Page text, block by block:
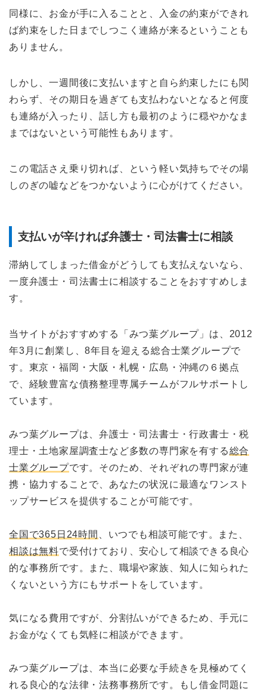
同様に、お金が手に入ることと、入金の約束ができれ
ば約束をした日までしつこく連絡が来るということも
ありません。
しかし、一週間後に支払いますと自ら約束したにも関
わらず、その期日を過ぎても支払わないとなると何度
も連絡が入ったり、話し方も最初のように穏やかなま
まではないという可能性もあります。
この電話さえ乗り切れば、という軽い気持ちでその場
しのぎの嘘などをつかないように心がけてください。
支払いが辛ければ弁護士・司法書士に相談
滞納してしまった借金がどうしても支払えないなら、
一度弁護士・司法書士に相談することをおすすめしま
す。
当サイトがおすすめする「みつ葉グループ」は、2012
年3月に創業し、8年目を迎える総合士業グループで
す。東京・福岡・大阪・札幌・広島・沖縄の６拠点
で、経験豊富な債務整理専属チームがフルサポートし
ています。
みつ葉グループは、弁護士・司法書士・行政書士・税
理士・土地家屋調査士など多数の専門家を有する総合
士業グループです。そのため、それぞれの専門家が連
携・協力することで、あなたの状況に最適なワンスト
ップサービスを提供することが可能です。
全国で365日24時間
、いつでも相談可能です。また、
相談は無料で受付けており、安心して相談できる良心
的な事務所です。また、職場や家族、知人に知られた
くないという方にもサポートをしています。
気になる費用ですが、分割払いができるため、手元に
お金がなくても気軽に相談ができます。
みつ葉グループは、本当に必要な手続きを見極めてく
れる良心的な法律・法務事務所です。もし借金問題に